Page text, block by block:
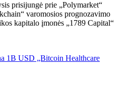
prisijungė prie „Polymarket“
varomosios prognozavimo
kapitalo įmonės „1789 Capital“